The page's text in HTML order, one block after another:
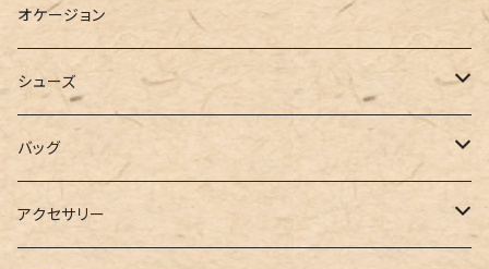
ブラウス
カーディガン
ポロシャツ
ベスト
スウェット
ジャージ
スラックス
ワイドパンツ
パーカーワンピース
ニットワンピース
キャミワンピース
サロペット
オケージョン
シューズ
ブーツ
パンプス
バッグ
トートバッグ
アクセサリー